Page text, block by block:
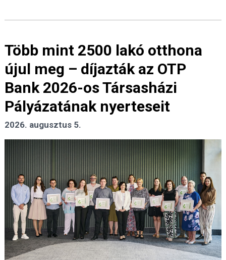
Több mint 2500 lakó otthona
újul meg – díjazták az OTP
Bank 2026-os Társasházi
Pályázatának nyerteseit
2026. augusztus 5.